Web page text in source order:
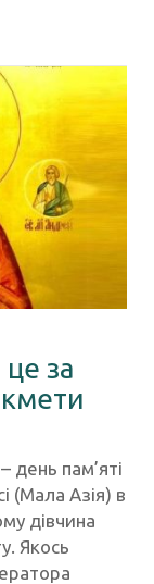
за
день пам’яті
(Мала Азія) в
дівчина
Якось